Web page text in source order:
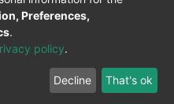
UNITEC
RESIDENCIAL HONDURAS.
Reservados.
Versión 7.6 por |IGNITE
Preferences,
.
policy.
Decline That's ok